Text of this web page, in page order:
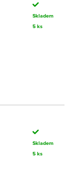
Skladem
5 ks
Skladem
5 ks